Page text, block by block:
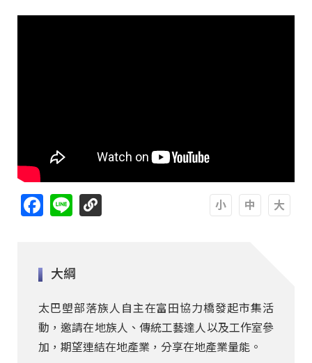
Facebook
Line
大綱
太巴塱部落族人自主在富田協力橋發起市集活
動，邀請在地族人、傳統工藝達人以及工作室參
加，期望連結在地產業，分享在地產業量能。